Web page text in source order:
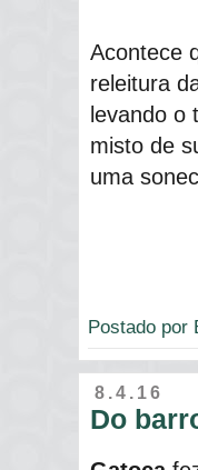
Acontece
releitura
levando o
misto de
uma
Postado por
8.4.16
Do